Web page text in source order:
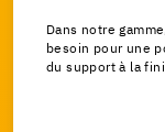
Dans notre
besoin pour une
du support à la